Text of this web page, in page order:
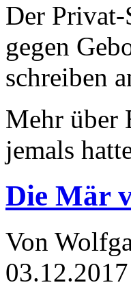
Der Privat-
gegen
schreiben
Mehr über
jemals
Die Mär
Von
03.12.2017